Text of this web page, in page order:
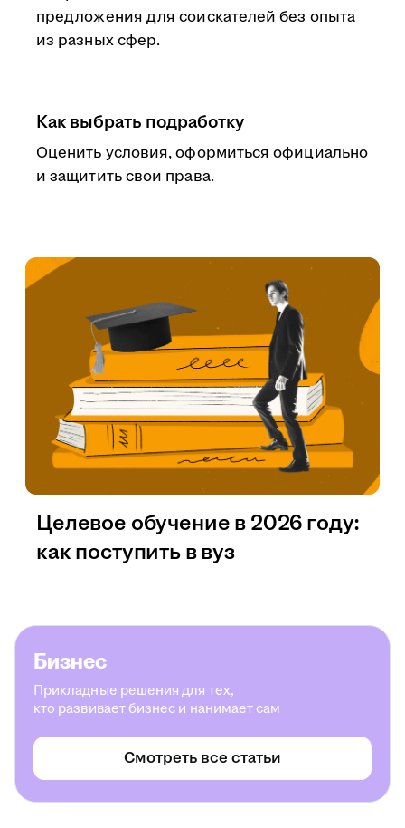
предложения для соискателей без опыта
из разных сфер.
Как выбрать подработку
Оценить условия, оформиться официально
и защитить свои права.
Целевое обучение в 2026 году:
как поступить в вуз
Бизнес
Прикладные решения для тех,
кто развивает бизнес и нанимает сам
Смотреть все статьи